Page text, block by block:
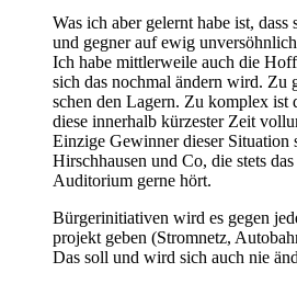
Was ich aber gelernt habe ist,
und geg­ner auf ewig
Ich habe mitt­ler­wei­le auch die
sich das noch­mal ändern wird.
schen den Lagern. Zu kom­plex ist
die­se inner­halb kür­zes­ter Zeit
Ein­zi­ge Gewin­ner die­ser Situa­ti­on
Hirsch­hau­sen und Co, die stets
Audi­to­ri­um ger­ne hört.
Bür­ger­initia­ti­ven wird es gegen
pro­jekt geben (Strom­netz,
Das soll und wird sich auch nie